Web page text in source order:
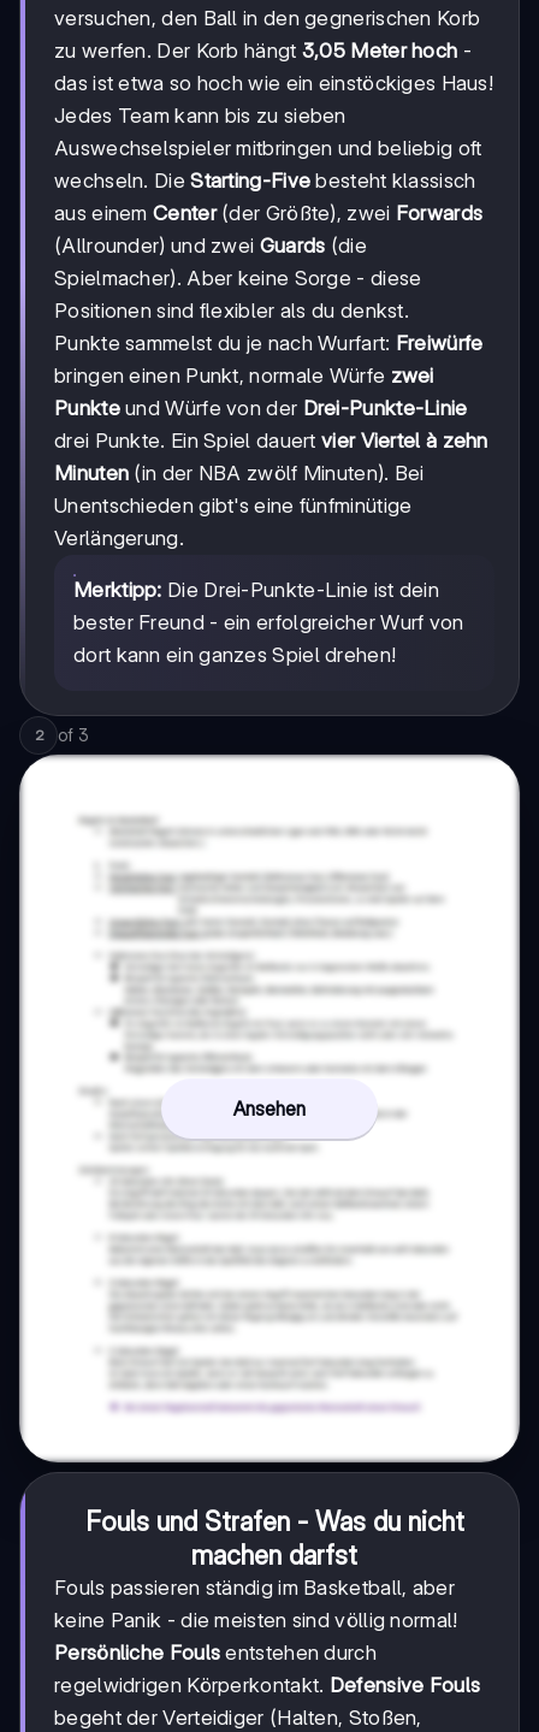
versuchen, den Ball in den gegnerischen Korb
zu werfen. Der Korb hängt 3,05 Meter hoch -
das ist etwa so hoch wie ein einstöckiges Haus!
Jedes Team kann bis zu sieben
Auswechselspieler mitbringen und beliebig oft
wechseln. DieStarting-Five besteht klassisch
aus einemCenter(der Größte), zwei Forwards
(Allrounder) und zwei Guards (die
Spielmacher). Aber keine Sorge - diese
Positionen sind flexibler als du denkst.
Punkte sammelst du je nach Wurfart: Freiwürfe
bringen einen Punkt, normale Würfe zwei
Punkteund Würfe von der Drei-Punkte-Linie
drei Punkte. Ein Spiel dauertvier Viertel à zehn
Minuten (in der NBA zwölf Minuten). Bei
Unentschieden gibt's eine fünfminütige
Verlängerung.
Merktipp: Die Drei-Punkte-Linie ist dein
bester Freund - ein erfolgreicher Wurf von
dort kann ein ganzes Spiel drehen!
2 of 3
Ansehen
Fouls und Strafen - Was du nicht
machen darfst
Fouls passieren ständig im Basketball, aber
keine Panik - die meisten sind völlig normal!
Persönliche Fouls entstehen durch
regelwidrigen Körperkontakt. Defensive Fouls
begeht der Verteidiger (Halten, Stoßen,